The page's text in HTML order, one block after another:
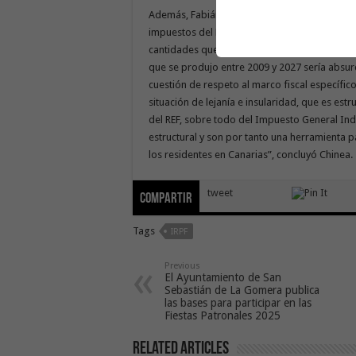
Además, Fabián Chinea defendió mantener
impuestos del REF, que recauda la propia
cantidades que recibe el Archipiélago en el
que se produjo entre 2009 y 2027 sería
cuestión de respeto al marco fiscal
situación de lejanía e insularidad, que es
del REF, sobre todo del Impuesto General
estructural y son por tanto una herramienta
los residentes en Canarias”, concluyó Chinea.
Compartir tweet
Tags IRPF
Previous
El Ayuntamiento de San
Sebastián de La Gomera publica
las bases para participar en las
Fiestas Patronales 2025
Related Articles